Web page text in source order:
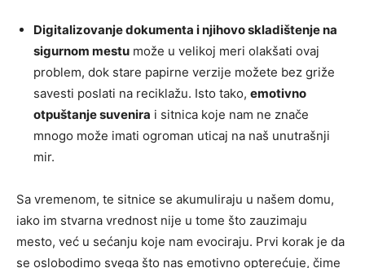
Digitalizovanje dokumenta i njihovo skladištenje na
sigurnom mestu može u velikoj meri olakšati ovaj
problem, dok stare papirne verzije možete bez griže
savesti poslati na reciklažu. Isto tako, emotivno
otpuštanje suvenira i sitnica koje nam ne znače
mnogo može imati ogroman uticaj na naš unutrašnji
mir.
Sa vremenom, te sitnice se akumuliraju u našem domu,
iako im stvarna vrednost nije u tome što zauzimaju
mesto, već u sećanju koje nam evociraju. Prvi korak je da
se oslobodimo svega što nas emotivno opterećuje, čime